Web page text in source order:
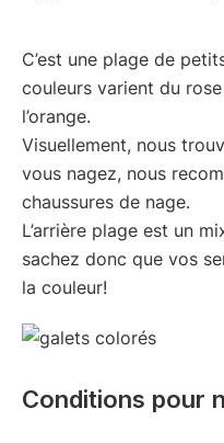
C’est une plage de
couleurs varient du
l’orange.
Visuellement, nous
vous nagez, nous
chaussures de nage.
L’arrière plage est un
sachez donc que vos
la couleur!
Conditions pour